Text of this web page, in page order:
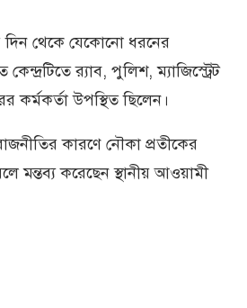
থেকে যেকোনো ধরনের
র‌্যাব, পুলিশ, ম্যাজিস্ট্রেট
কর্মকর্তা উপস্থিত ছিলেন।
কারণে নৌকা প্রতীকের
মন্তব্য করেছেন স্থানীয় আওয়ামী